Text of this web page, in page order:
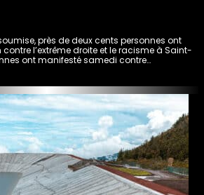
près de deux cents personnes ont
l’extrême droite et le racisme à Saint-
ont manifesté samedi contre…